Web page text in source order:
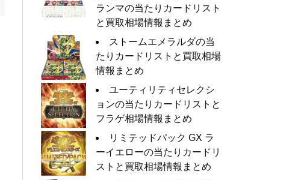
ランマの当たりカードリスト
と買取相場情報まとめ
ストームエメラルダの当
たりカードリストと買取相場
情報まとめ
ユーティリティセレクシ
ョンの当たりカードリストと
フラゲ相場情報まとめ
リミテッドパック GX ラ
ーイエローの当たりカードリ
ストと買取相場情報まとめ